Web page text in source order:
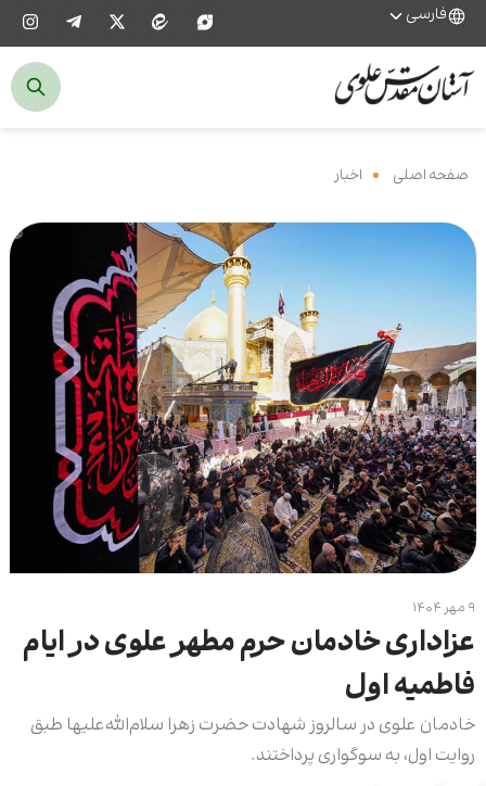
فارسی
صفحه اصلی اخبار
۹ مهر ۱۴۰۴
عزاداری خادمان حرم مطهر علوی در ایام
فاطمیه اول
خادمان علوی در سالروز شهادت حضرت زهرا سلام‌الله‌علیها طبق
روایت اول، به سوگواری پرداختند.